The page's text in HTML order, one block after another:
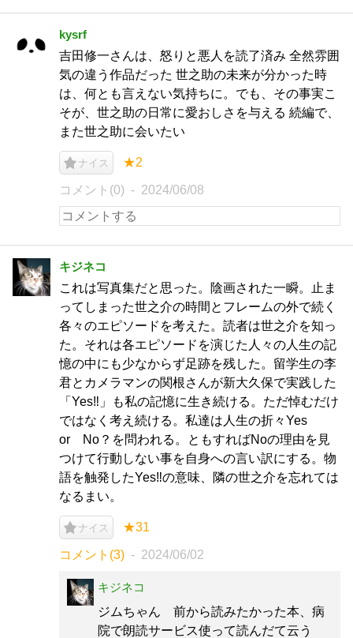
kysrf
吉田修一さんは、怒りと悪人を読了済み 全然雰囲
気の違う作品だった 世之助の未来が分かった時
は、何とも言えない気持ちに。でも、その事実こ
そが、世之助の日常に愛おしさを与える 続編で、
また世之助に会いたい
ナイス ★2
コメント(0) 2024/06/08
キジネコ
これは写真集だと思った。陰画された一瞬。止ま
ってしまった世之介の時間とフレームの外で続く
各々のエピソードを考えた。読者は世之介を知っ
た。それは各エピソードを演じた人々の人生の記
憶の中にも少なからず足跡を残した。留学生の李
君とカメラマンの関根さんが新大久保で実践した
「Yes‼」も私の記憶に生き続ける。ただ悼むだけ
ではなく考え続ける。私達は人生の折々Yes
or No？を問われる。ともすればNoの理由を見
つけて行動しない事を自身への言い訳にする。物
語を触発したYes‼の意味、隣の世之介を忘れては
なるまい。
ナイス ★31
コメント(3) 2024/06/02
キジネコ
ジムちゃん 前から読みたかった本、病
院で朗読サービス使って読んだて云う